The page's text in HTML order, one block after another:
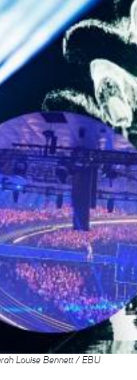
Louise Bennett / EBU